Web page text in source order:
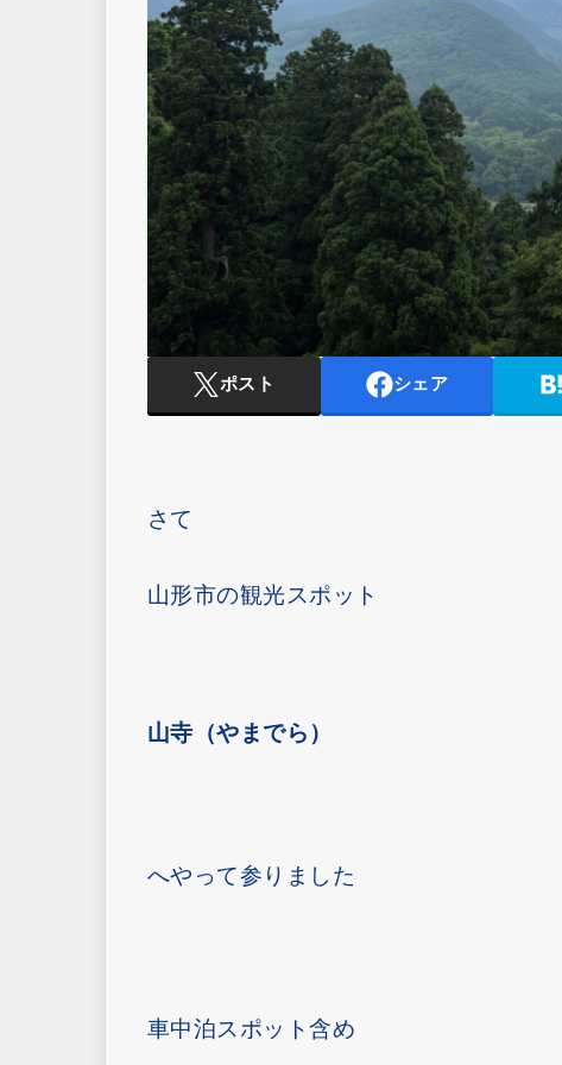
ポスト シェア
さて
山形市の観光スポット
山寺（やまでら）
へやって参りました
車中泊スポット含め